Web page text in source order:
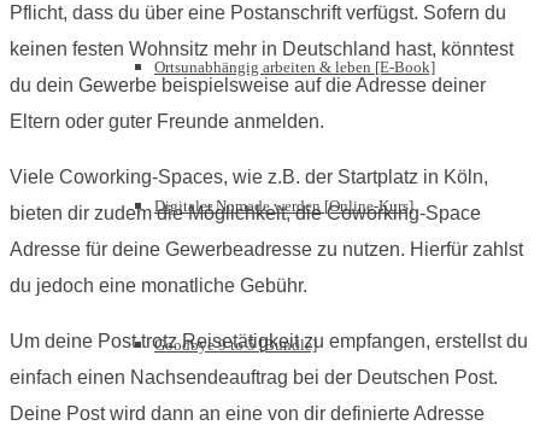
Ortsunabhängig arbeiten & leben [E-Book]
Digitaler Nomade werden [Online-Kurs]
Goodbye 9 to 5 [Bundle]
Pflicht, dass du über eine Postanschrift verfügst. Sofern du
keinen festen Wohnsitz mehr in Deutschland hast, könntest
du dein Gewerbe beispielsweise auf die Adresse deiner
Eltern oder guter Freunde anmelden.
Viele Coworking-Spaces, wie z.B. der Startplatz in Köln,
bieten dir zudem die Möglichkeit, die Coworking-Space
Adresse für deine Gewerbeadresse zu nutzen. Hierfür zahlst
du jedoch eine monatliche Gebühr.
Um deine Post trotz Reisetätigkeit zu empfangen, erstellst du
einfach einen Nachsendeauftrag bei der Deutschen Post.
Deine Post wird dann an eine von dir definierte Adresse